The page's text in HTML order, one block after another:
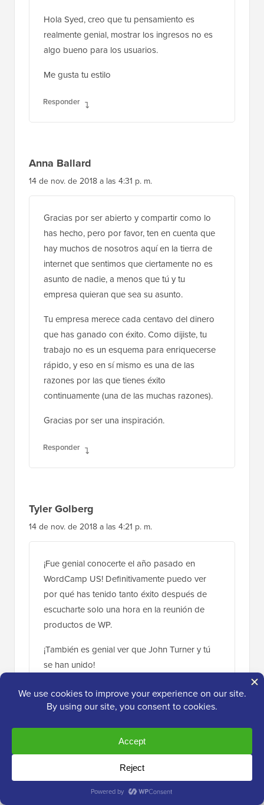
Hola Syed, creo que tu pensamiento es
realmente genial, mostrar los ingresos no es
algo bueno para los usuarios.
Me gusta tu estilo
Responder
Anna Ballard
14 de nov. de 2018 a las 4:31 p. m.
Gracias por ser abierto y compartir como lo
has hecho, pero por favor, ten en cuenta que
hay muchos de nosotros aquí en la tierra de
internet que sentimos que ciertamente no es
asunto de nadie, a menos que tú y tu
empresa quieran que sea su asunto.
Tu empresa merece cada centavo del dinero
que has ganado con éxito. Como dijiste, tu
trabajo no es un esquema para enriquecerse
rápido, y eso en sí mismo es una de las
razones por las que tienes éxito
continuamente (una de las muchas razones).
Gracias por ser una inspiración.
Responder
Tyler Golberg
14 de nov. de 2018 a las 4:21 p. m.
¡Fue genial conocerte el año pasado en
WordCamp US! Definitivamente puedo ver
por qué has tenido tanto éxito después de
escucharte solo una hora en la reunión de
productos de WP.
¡También es genial ver que John Turner y tú
se han unido!
Responder
Personal editorial
15 de nov. de 2018 a las 3:00 p. m.